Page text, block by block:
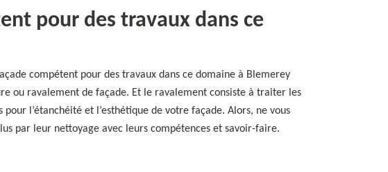
pour des travaux dans ce
compétent pour des travaux dans ce domaine à Blemerey
ou ravalement de façade. Et le ravalement consiste à traiter les
l’étanchéité et l’esthétique de votre façade. Alors, ne vous
par leur nettoyage avec leurs compétences et savoir-faire.